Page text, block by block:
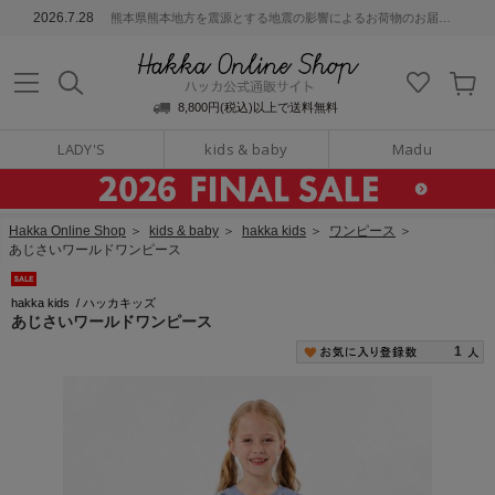
2026.7.28 熊本県熊本地方を震源とする地震の影響によるお荷物のお届けについて
8,800円(税込)以上で送料無料
LADY'S kids & baby Madu
通販サイト
Hakka Online Shop ＞ kids & baby ＞ hakka kids ＞ ワンピース ＞
あじさいワールドワンピース
hakka kids / ハッカキッズ
あじさいワールドワンピース
1